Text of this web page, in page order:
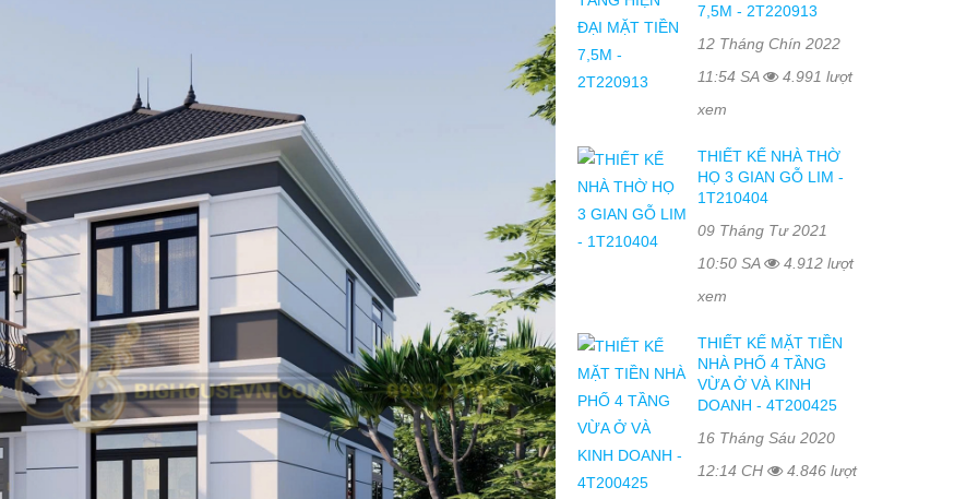
7,5M - 2T220913
12 Tháng Chín 2022
11:54 SA
4.991 lượt
xem
THIẾT KẾ NHÀ THỜ
HỌ 3 GIAN GỖ LIM -
1T210404
09 Tháng Tư 2021
10:50 SA
4.912 lượt
xem
THIẾT KẾ MẶT TIỀN
NHÀ PHỐ 4 TẦNG
VỪA Ở VÀ KINH
DOANH - 4T200425
16 Tháng Sáu 2020
12:14 CH
4.846 lượt